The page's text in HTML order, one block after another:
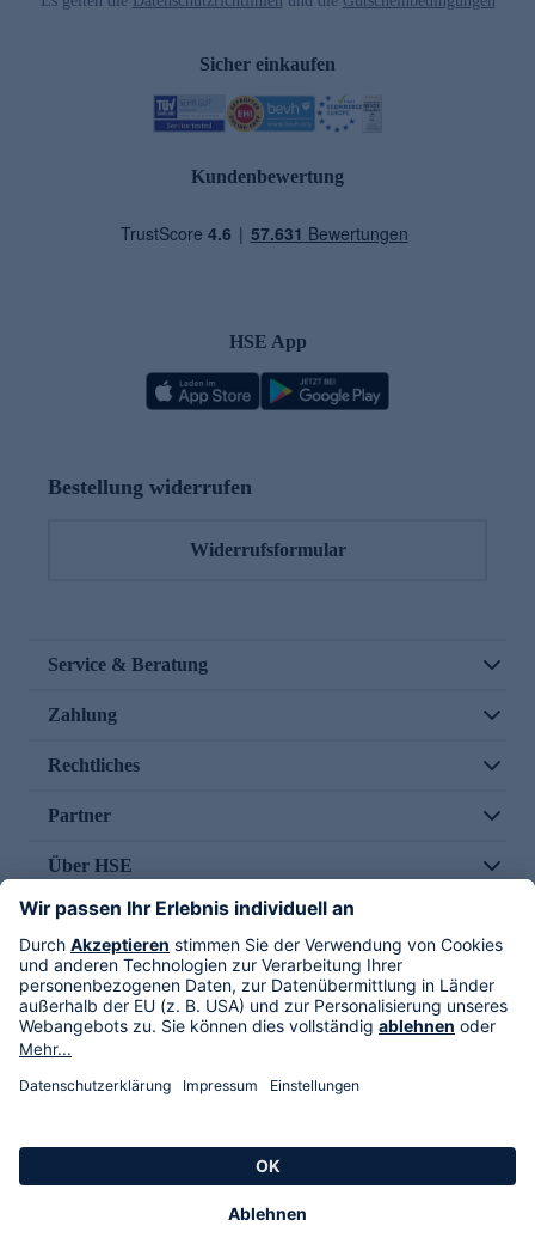
Sicher einkaufen
Kundenbewertung
HSE App
Bestellung widerrufen
Widerrufsformular
Service & Beratung
Zahlung
Rechtliches
Partner
Über HSE
Im TV
HSE International